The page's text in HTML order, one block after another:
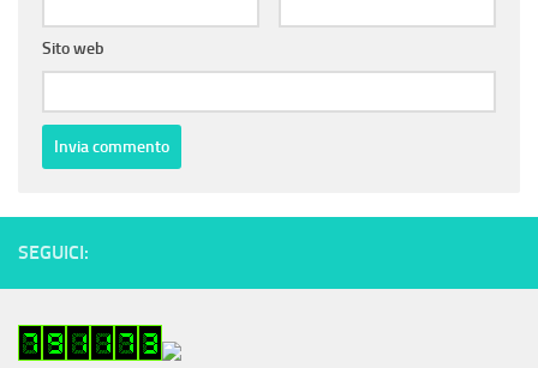
Sito web
SEGUICI: